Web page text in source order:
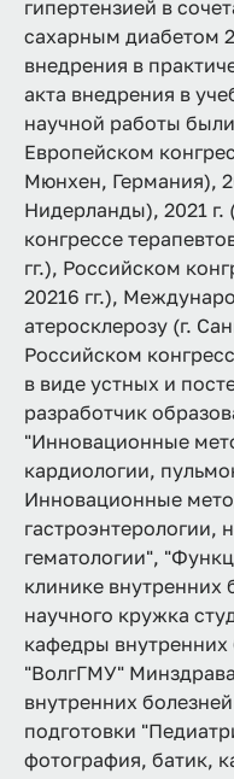
гипертензией в
сахарным диабетом
внедрения в
акта внедрения в
научной работы
Европейском
Мюнхен, Германия),
Нидерланды), 2021
конгрессе
гг.), Российском
20216 гг.),
атеросклерозу (г.
Российском
в виде устных и
разработчик
"Инновационные
кардиологии,
Инновационные
гастроэнтерологии,
гематологии",
клинике внутренних
научного кружка
кафедры
"ВолгГМУ"
внутренних
подготовки
фотография, батик,